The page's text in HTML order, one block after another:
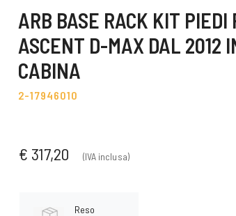
ARB BASE RACK KIT PIEDI
ASCENT D-MAX DAL 2012
CABINA
2-17946010
€ 317,20 (IVA inclusa)
Reso